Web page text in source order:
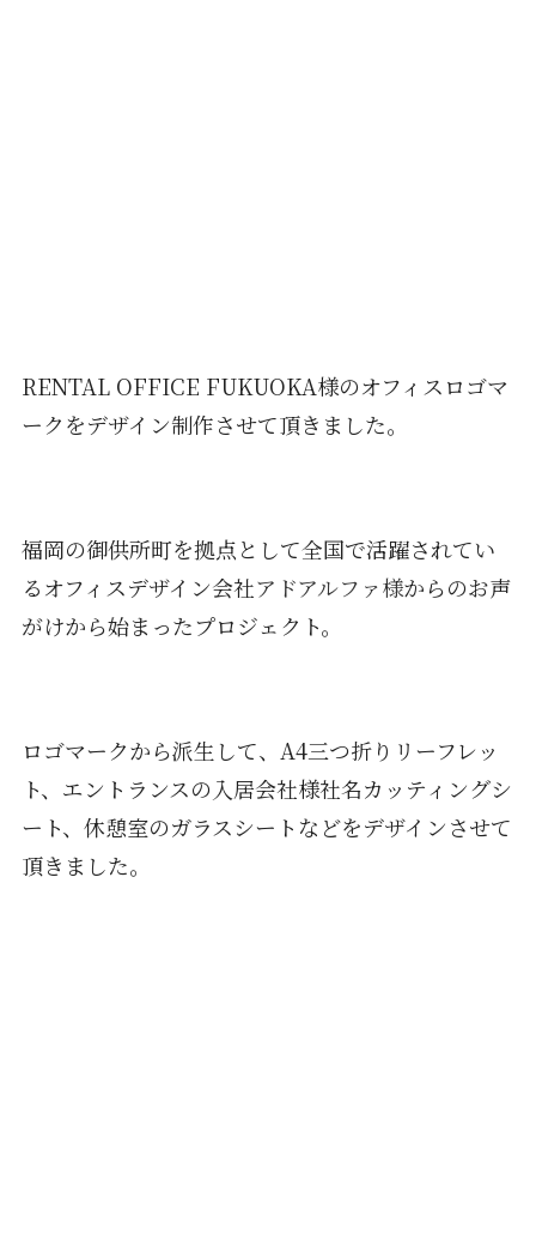
RENTAL OFFICE FUKUOKA様のオフィスロゴマ
ークをデザイン制作させて頂きました。
福岡の御供所町を拠点として全国で活躍されてい
るオフィスデザイン会社アドアルファ様からのお声
がけから始まったプロジェクト。
ロゴマークから派生して、A4三つ折りリーフレッ
ト、エントランスの入居会社様社名カッティングシ
ート、休憩室のガラスシートなどをデザインさせて
頂きました。